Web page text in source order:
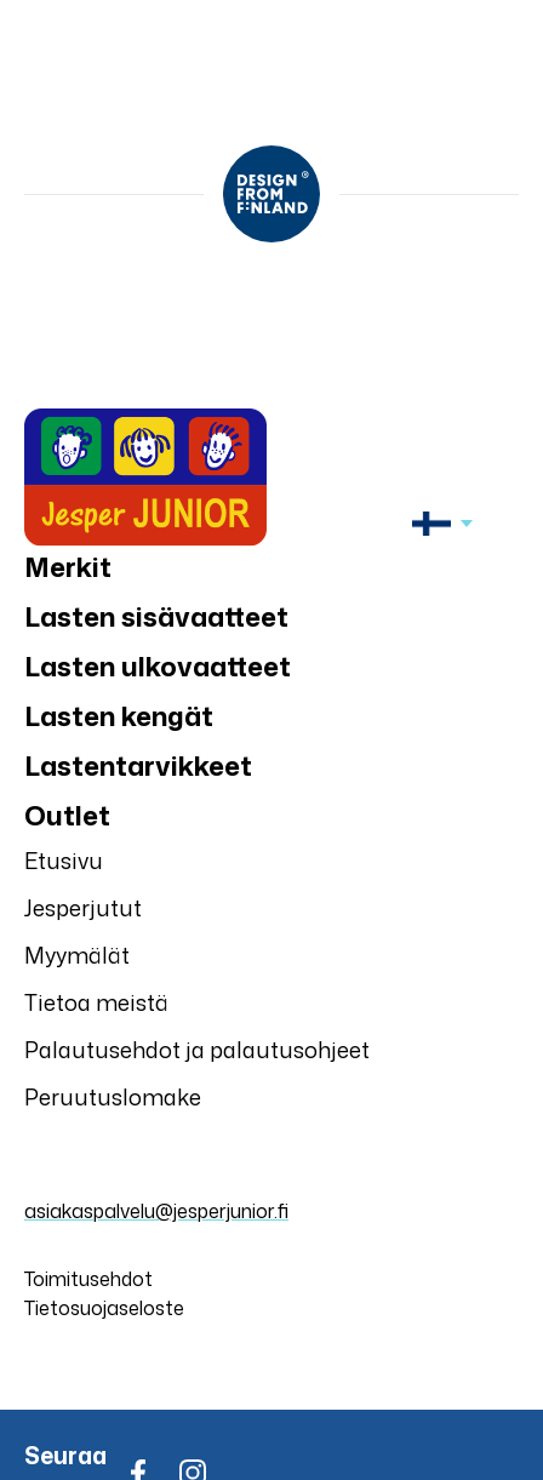
Merkit
Lasten sisävaatteet
Lasten ulkovaatteet
Lasten kengät
Lastentarvikkeet
Outlet
Etusivu
Jesperjutut
Myymälät
Tietoa meistä
Palautusehdot ja palautusohjeet
Peruutuslomake
asiakaspalvelu@jesperjunior.fi
Toimitusehdot
Tietosuojaseloste
Seuraa